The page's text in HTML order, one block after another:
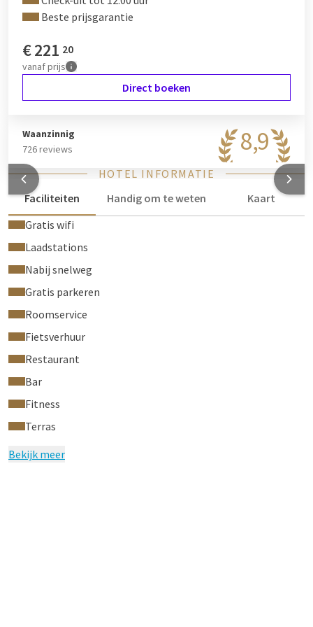
Beste prijsgarantie
€221 20
vanafprijs
Direct boeken
8,9
Waanzinnig
726 reviews
HOTEL INFORMATIE
Faciliteiten
Handig om te weten
Kaart
Gratis wifi
Laadstations
Nabij snelweg
Gratis parkeren
Roomservice
Fietsverhuur
Restaurant
Bar
Fitness
Terras
Bekijk meer